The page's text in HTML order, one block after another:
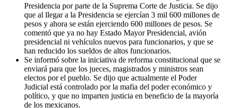
Presidencia por parte de la Suprema Corte de Justicia. Se dijo
que al llegar a la Presidencia se ejercían 3 mil 600 millones de
pesos y ahora se están ejerciendo 600 millones de pesos. Se
comentó que ya no hay Estado Mayor Presidencial, avión
presidencial ni vehículos nuevos para funcionarios, y que se
han reducido los sueldos de altos funcionarios.
Se informó sobre la iniciativa de reforma constitucional que se
enviará para que los jueces, magistrados y ministros sean
electos por el pueblo. Se dijo que actualmente el Poder
Judicial está controlado por la mafia del poder económico y
político, y que no imparten justicia en beneficio de la mayoría
de los mexicanos.